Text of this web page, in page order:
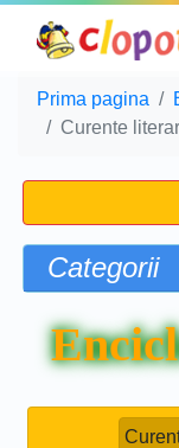
Prima pagina
Curente
Categorii